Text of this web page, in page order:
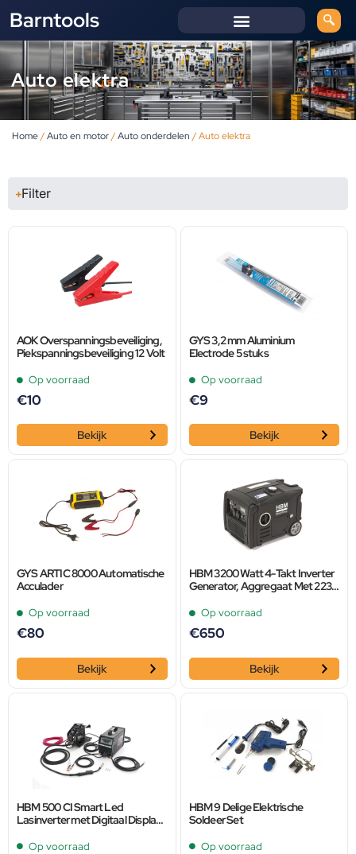
Barntools
Auto elektra
Home/Auto en motor/Auto onderdelen / Auto elektra
Filter
AOK Overspanningsbeveiliging,
Piekspanningsbeveiliging 12 Volt
Op voorraad
€10
Bekijk
GYS 3,2 mm Aluminium
Electrode 5 stuks
Op voorraad
€9
Bekijk
GYS ARTIC 8000 Automatische
Acculader
Op voorraad
€80
Bekijk
HBM 3200 Watt 4-Takt Inverter
Generator, Aggregaat Met 223
Op voorraad
€650
Bekijk
HBM 500 CI Smart Led
Lasinverter met Digitaal Display
ZwartOp voorraad
HBM 9 Delige Elektrische
Soldeer Set
Op voorraad